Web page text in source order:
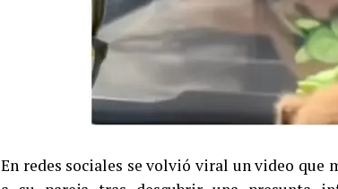
En redes sociales se volvió viral un video que